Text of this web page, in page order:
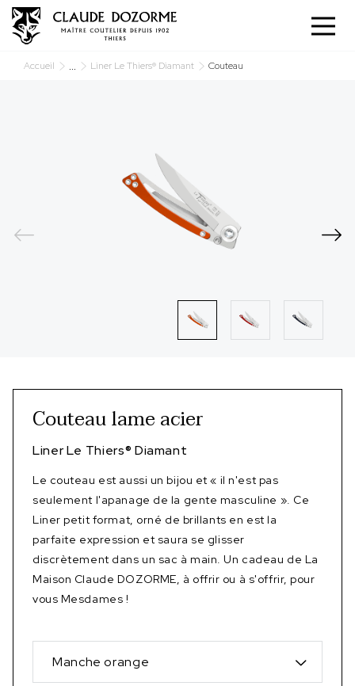
Accueil ... Liner Le Thiers® Diamant Couteau
Couteau lame acier
Liner Le Thiers® Diamant
Le couteau est aussi un bijou et « il n'est pas
seulement l'apanage de la gente masculine ». Ce
Liner petit format, orné de brillants en est la
parfaite expression et saura se glisser
discrètement dans un sac à main. Un cadeau de La
Maison Claude DOZORME, à offrir ou à s'offrir, pour
vous Mesdames !
Manche orange
Panneau de gestion des cookies